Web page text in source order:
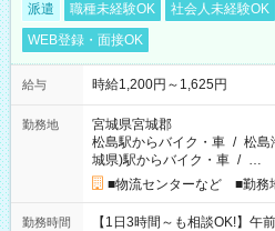
派遣 職種未経験OK 社会人未経験OK
WEB登録・面接OK
給与 時給1,200円～1,625円
勤務地
宮城県宮城郡
松島駅からバイク・車 / 松島
城県)駅からバイク・車 / …
■物流センターなど ■勤務
勤務時間
【1日3時間～も相談OK!】午